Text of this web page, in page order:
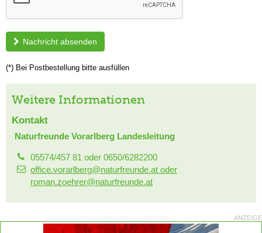
Nachricht absenden
(*) Bei Postbestellung bitte ausfüllen
Weitere Informationen
Kontakt
Naturfreunde Vorarlberg Landesleitung
05574/457 81 oder 0650/6282200
office.vorarlberg@naturfreunde.at oder
roman.zoehrer@naturfreunde.at
ANZEIGE